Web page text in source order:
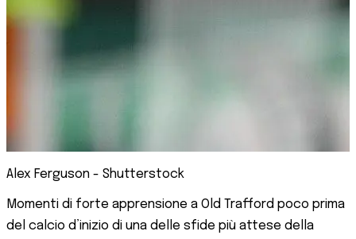
Alex Ferguson - Shutterstock
Momenti di forte apprensione a Old Trafford poco prima
del calcio d’inizio di una delle sfide più attese della